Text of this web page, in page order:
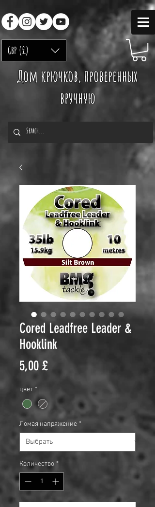
GBP (£)
Дом крючков, проверенных
вручную
Cored Leadfree Leader &
Hooklink
5,00 £Цена
цвет *
Ломая напряжение *
Количество *